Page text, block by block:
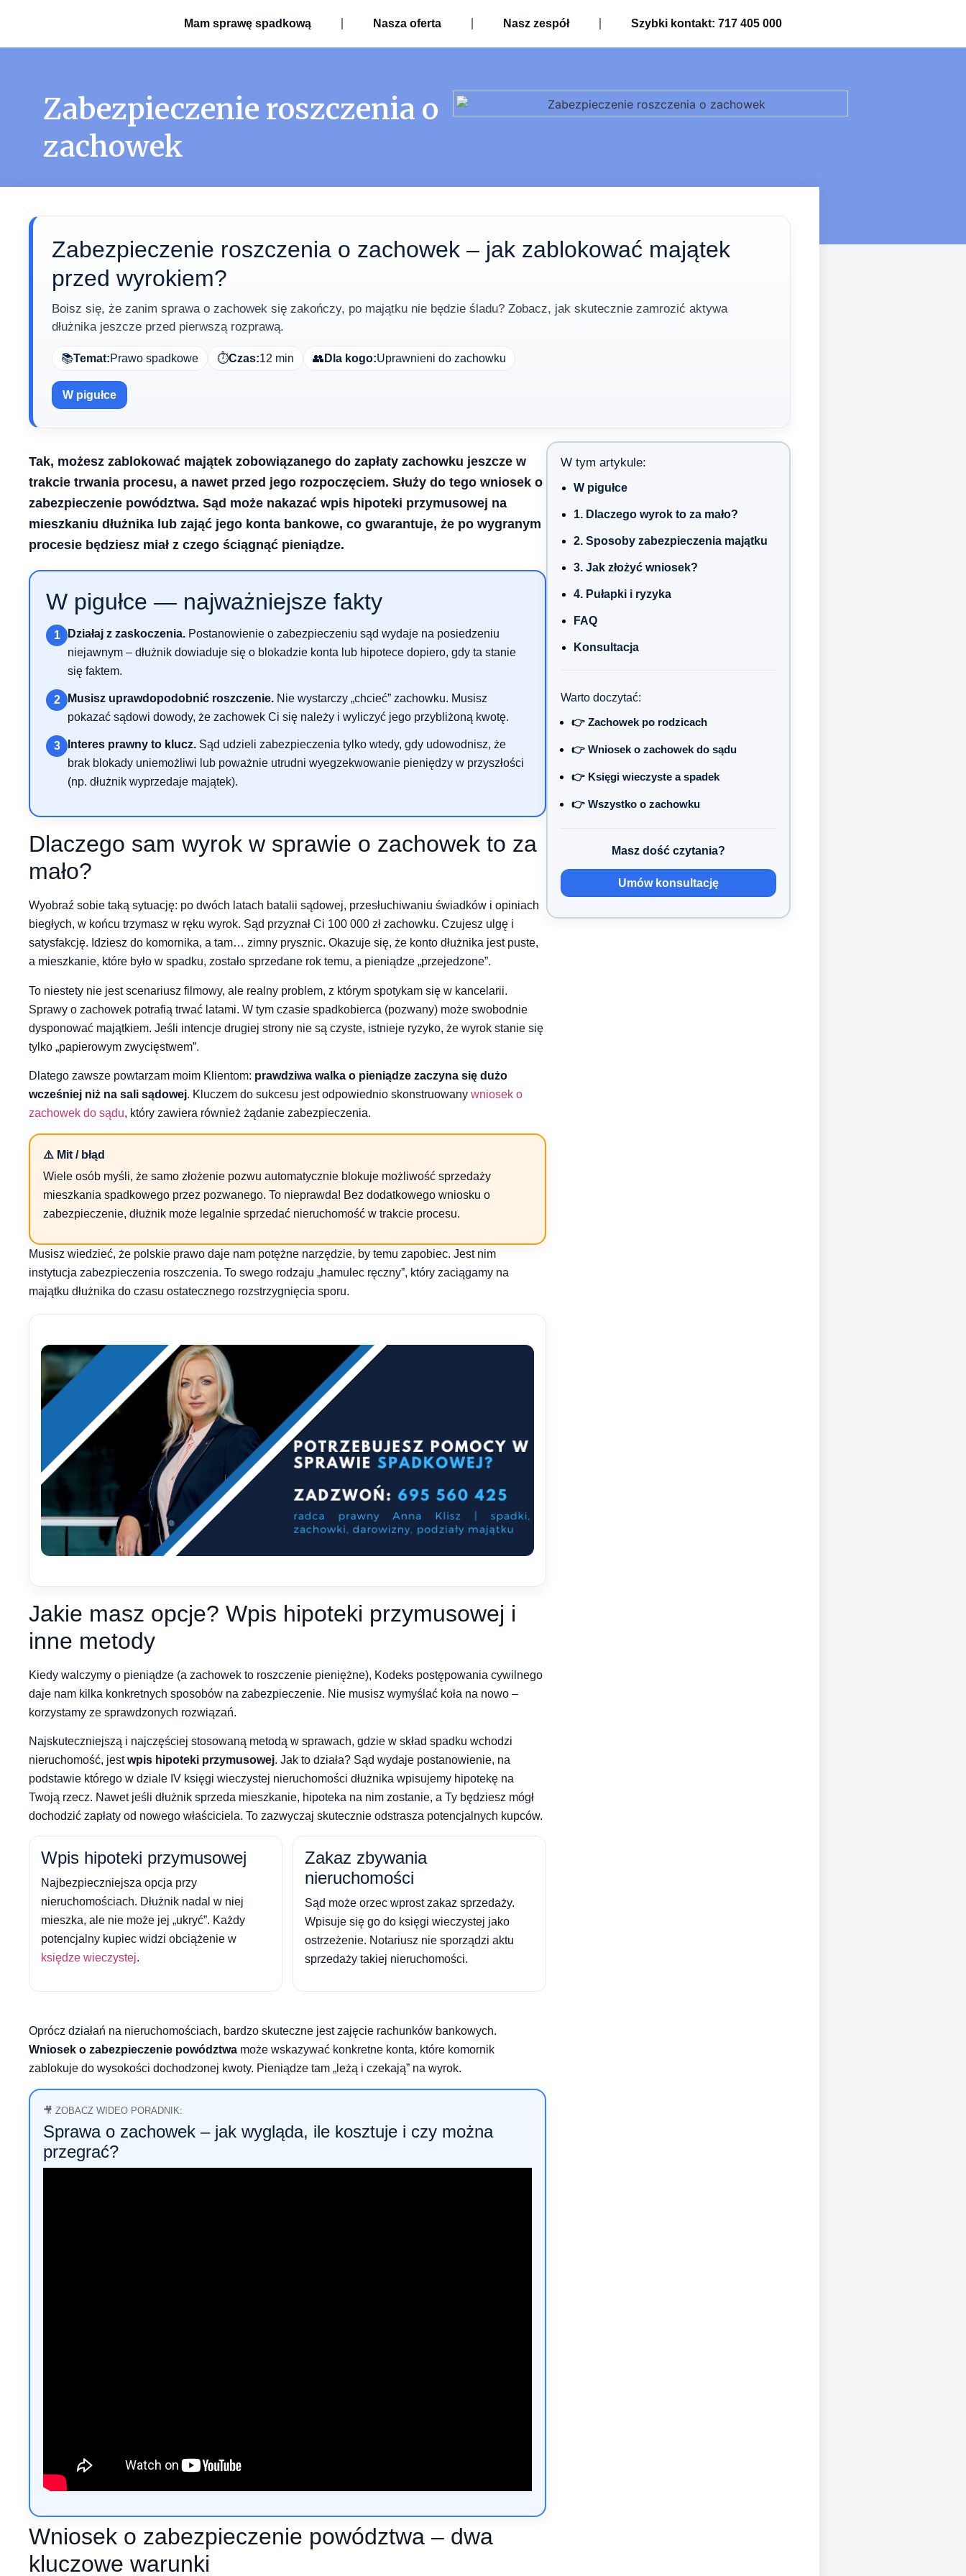
Mam sprawę spadkową Nasza oferta Nasz zespół Szybki kontakt: 717 405 000
Zabezpieczenie roszczenia o
zachowek
Zabezpieczenie roszczenia o zachowek – jak zablokować majątek
przed wyrokiem?
Boisz się, że zanim sprawa o zachowek się zakończy, po majątku nie będzie śladu? Zobacz, jak skutecznie zamrozić aktywa
dłużnika jeszcze przed pierwszą rozprawą.
📚Temat:Prawo spadkowe ⏱️Czas:12 min 👥 Dla kogo:Uprawnieni do zachowku
W pigułce
Tak, możesz zablokować majątek zobowiązanego do zapłaty zachowku jeszcze w
trakcie trwania procesu, a nawet przed jego rozpoczęciem. Służy do tego wniosek o
zabezpieczenie powództwa. Sąd może nakazać wpis hipoteki przymusowej na
mieszkaniu dłużnika lub zająć jego konta bankowe, co gwarantuje, że po wygranym
procesie będziesz miał z czego ściągnąć pieniądze.
W pigułce — najważniejsze fakty
1 Działaj z zaskoczenia. Postanowienie o zabezpieczeniu sąd wydaje na posiedzeniu
niejawnym – dłużnik dowiaduje się o blokadzie konta lub hipotece dopiero, gdy ta stanie
się faktem.
2 Musisz uprawdopodobnić roszczenie. Nie wystarczy „chcieć” zachowku. Musisz
pokazać sądowi dowody, że zachowek Ci się należy i wyliczyć jego przybliżoną kwotę.
3 Interes prawny to klucz. Sąd udzieli zabezpieczenia tylko wtedy, gdy udowodnisz, że
brak blokady uniemożliwi lub poważnie utrudni wyegzekwowanie pieniędzy w przyszłości
(np. dłużnik wyprzedaje majątek).
Dlaczego sam wyrok w sprawie o zachowek to za
mało?
Wyobraź sobie taką sytuację: po dwóch latach batalii sądowej, przesłuchiwaniu świadków i opiniach
biegłych, w końcu trzymasz w ręku wyrok. Sąd przyznał Ci 100 000 zł zachowku. Czujesz ulgę i
satysfakcję. Idziesz do komornika, a tam… zimny prysznic. Okazuje się, że konto dłużnika jest puste,
a mieszkanie, które było w spadku, zostało sprzedane rok temu, a pieniądze „przejedzone”.
To niestety nie jest scenariusz filmowy, ale realny problem, z którym spotykam się w kancelarii.
Sprawy o zachowek potrafią trwać latami. W tym czasie spadkobierca (pozwany) może swobodnie
dysponować majątkiem. Jeśli intencje drugiej strony nie są czyste, istnieje ryzyko, że wyrok stanie się
tylko „papierowym zwycięstwem”.
Dlatego zawsze powtarzam moim Klientom: prawdziwa walka o pieniądze zaczyna się dużo
wcześniej niż na sali sądowej. Kluczem do sukcesu jest odpowiednio skonstruowany wniosek o
zachowek do sądu, który zawiera również żądanie zabezpieczenia.
⚠️ Mit / błąd
Wiele osób myśli, że samo złożenie pozwu automatycznie blokuje możliwość sprzedaży
mieszkania spadkowego przez pozwanego. To nieprawda! Bez dodatkowego wniosku o
zabezpieczenie, dłużnik może legalnie sprzedać nieruchomość w trakcie procesu.
Musisz wiedzieć, że polskie prawo daje nam potężne narzędzie, by temu zapobiec. Jest nim
instytucja zabezpieczenia roszczenia. To swego rodzaju „hamulec ręczny”, który zaciągamy na
majątku dłużnika do czasu ostatecznego rozstrzygnięcia sporu.
Jakie masz opcje? Wpis hipoteki przymusowej i
inne metody
Kiedy walczymy o pieniądze (a zachowek to roszczenie pieniężne), Kodeks postępowania cywilnego
daje nam kilka konkretnych sposobów na zabezpieczenie. Nie musisz wymyślać koła na nowo –
korzystamy ze sprawdzonych rozwiązań.
Najskuteczniejszą i najczęściej stosowaną metodą w sprawach, gdzie w skład spadku wchodzi
nieruchomość, jestwpis hipoteki przymusowej. Jak to działa? Sąd wydaje postanowienie, na
podstawie którego w dziale IV księgi wieczystej nieruchomości dłużnika wpisujemy hipotekę na
Twoją rzecz. Nawet jeśli dłużnik sprzeda mieszkanie, hipoteka na nim zostanie, a Ty będziesz mógł
dochodzić zapłaty od nowego właściciela. To zazwyczaj skutecznie odstrasza potencjalnych kupców.
Wpis hipoteki przymusowej
Najbezpieczniejsza opcja przy
nieruchomościach. Dłużnik nadal w niej
mieszka, ale nie może jej „ukryć”. Każdy
potencjalny kupiec widzi obciążenie w
księdze wieczystej.
Zakaz zbywania
nieruchomości
Sąd może orzec wprost zakaz sprzedaży.
Wpisuje się go do księgi wieczystej jako
ostrzeżenie. Notariusz nie sporządzi aktu
sprzedaży takiej nieruchomości.
Oprócz działań na nieruchomościach, bardzo skuteczne jest zajęcie rachunków bankowych.
Wniosek o zabezpieczenie powództwa może wskazywać konkretne konta, które komornik
zablokuje do wysokości dochodzonej kwoty. Pieniądze tam „leżą i czekają” na wyrok.
🎥 ZOBACZ WIDEO PORADNIK:
Sprawa o zachowek – jak wygląda, ile kosztuje i czy można
przegrać?
Wniosek o zabezpieczenie powództwa – dwa
kluczowe warunki
W tym artykule:
W pigułce
1. Dlaczego wyrok to za mało?
2. Sposoby zabezpieczenia majątku
3. Jak złożyć wniosek?
4. Pułapki i ryzyka
FAQ
Konsultacja
Warto doczytać:
👉 Zachowek po rodzicach
👉 Wniosek o zachowek do sądu
👉 Księgi wieczyste a spadek
👉 Wszystko o zachowku
Masz dość czytania?
Umów konsultację